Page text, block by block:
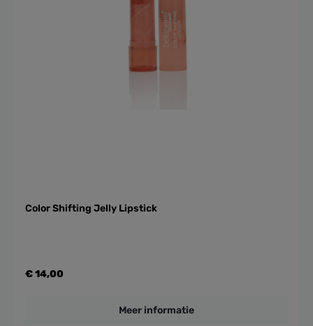
Color Shifting Jelly Lipstick
€ 14,00
Meer informatie